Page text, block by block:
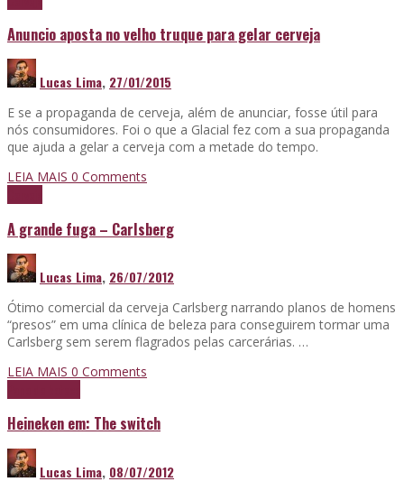
Anuncio aposta no velho truque para gelar cerveja
Lucas Lima, 27/01/2015
E se a propaganda de cerveja, além de anunciar, fosse útil para
nós consumidores. Foi o que a Glacial fez com a sua propaganda
que ajuda a gelar a cerveja com a metade do tempo.
LEIA MAIS 0 Comments
A grande fuga – Carlsberg
Lucas Lima, 26/07/2012
Ótimo comercial da cerveja Carlsberg narrando planos de homens
“presos” em uma clínica de beleza para conseguirem tormar uma
Carlsberg sem serem flagrados pelas carcerárias. …
LEIA MAIS 0 Comments
Heineken em: The switch
Lucas Lima, 08/07/2012